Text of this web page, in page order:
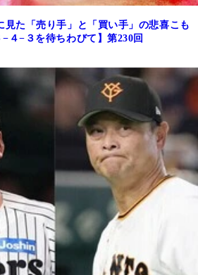
た「売り手」と「買い手」の悲喜こも
４−３を待ちわびて】第230回